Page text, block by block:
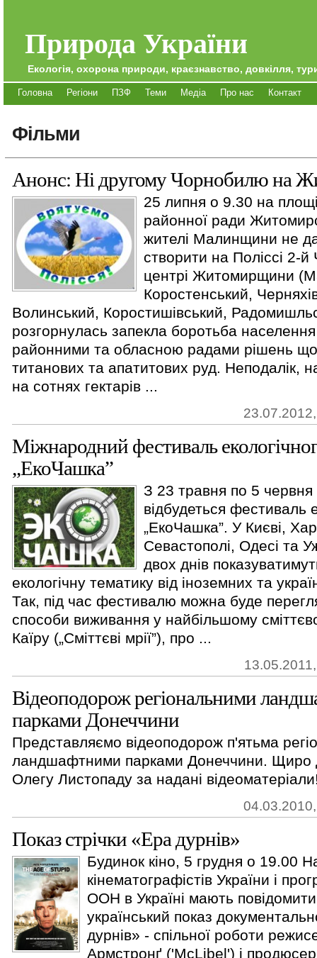
Природа України
Екологія, охорона природи, краєзнавство, довкілля,
Головна Регіони ПЗФ Теми Медіа Про нас Контакт
Фільми
Анонс: Ні другому Чорнобилю на
25 липня о 9.30 на
районної ради
жителі Малинщини не
створити на Поліссі 2-
центрі Житомирщини
Коростенський,
Волинський, Коростишівський,
розгорнулась запекла боротьба
районними та обласною радами рішень
титанових та апатитових руд. Неподалік,
на сотнях гектарів ...
Міжнародний фестиваль
„ЕкоЧашка”
З 23 травня по 5 червня
відбудеться фестиваль
„ЕкоЧашка”. У Києві,
Севастополі, Одесі та
двох днів
екологічну тематику від іноземних та
Так, під час фестивалю можна буде
способи виживання у найбільшому
Каїру („Сміттєві мрії”), про ...
Відеоподорож регіональними
парками Донеччини
Представляємо відеоподорож п'ятьма
ландшафтними парками Донеччини. Щиро
Олегу Листопаду за надані
Показ стрічки «Ера дурнів»
Будинок кіно, 5 грудня о 19.00
кінематографістів України і
ООН в Україні мають
український показ
дурнів» - спільної роботи
Армстронґ ('McLibel') і